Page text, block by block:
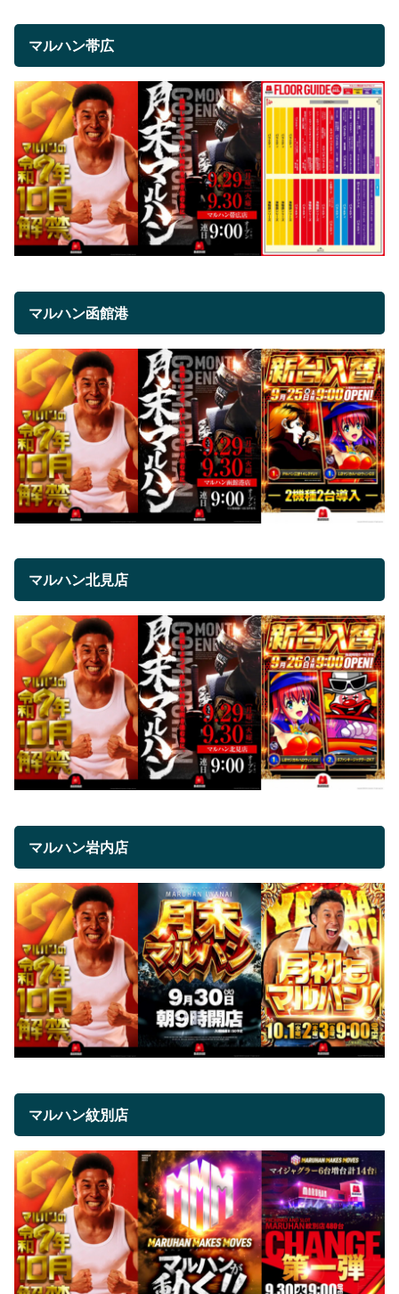
マルハン帯広
マルハン函館港
マルハン北見店
マルハン岩内店
マルハン紋別店